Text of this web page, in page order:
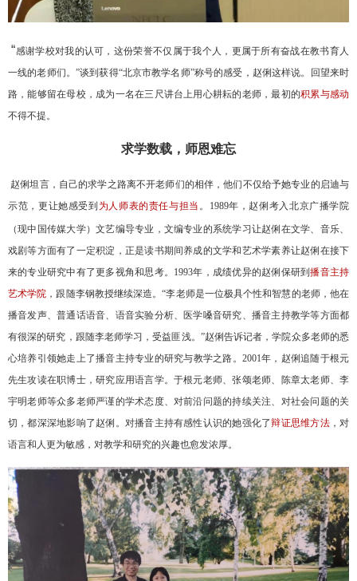
“感谢学校对我的认可，这份荣誉不仅属于我个人，更属于所有奋战在教书育人
一线的老师们。”谈到获得“北京市教学名师”称号的感受，赵俐这样说。回望来时
路，能够留在母校，成为一名在三尺讲台上用心耕耘的老师，最初的积累与感动
不得不提。
求学数载，师恩难忘
赵俐坦言，自己的求学之路离不开老师们的相伴，他们不仅给予她专业的启迪与
示范，更让她感受到 为人师表的责任与担当 。 1989年，赵俐考入北京广播学院
（现中国传媒大学）文艺编导专业，文编专业的系统学习让赵俐在文学、音乐、
戏剧等方面有了一定积淀，正是读书期间养成的文学和艺术学素养让赵俐在接下
来的专业研究中有了更多视角和思考。 1993年，成绩优异的赵俐保研到播音主持
艺术学院 ，跟随李钢教授继续深造。“李老师是一位极具个性和智慧的老师，他在
播音发声、普通话语音、语音实验分析、医学嗓音研究、播音主持教学等方面都
有很深的研究，跟随李老师学习，受益匪浅。”赵俐告诉记者，学院众多老师的悉
心培养引领她走上了播音主持专业的研究与教学之路。 2001年，赵俐追随于根元
先生攻读在职博士，研究应用语言学。于根元老师、张颂老师、陈章太老师、李
宇明老师等众多老师严谨的学术态度、对前沿问题的持续关注、对社会问题的关
切，都深深地影响了赵俐。对播音主持有感性认识的她强化了辩证思维方法，对
语言和人更为敏感，对教学和研究的兴趣也愈发浓厚。